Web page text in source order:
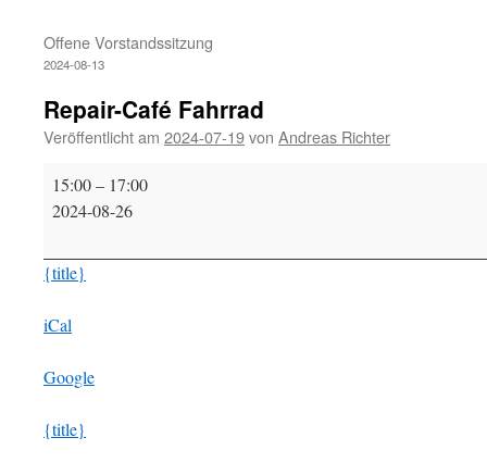
Offene Vorstandssitzung
2024-08-13
Repair-Café Fahrrad
Veröffentlicht am 2024-07-19von Andreas Richter
Repair-
Café
15:00– 17:00
2024-08-26
{title}
iCal
Google
{title}